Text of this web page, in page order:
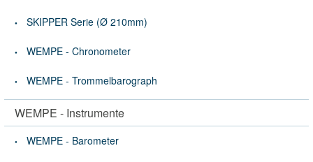
SKIPPER Serie (Ø 210mm)
WEMPE - Chronometer
WEMPE - Trommelbarograph
WEMPE - Instrumente
WEMPE - Barometer